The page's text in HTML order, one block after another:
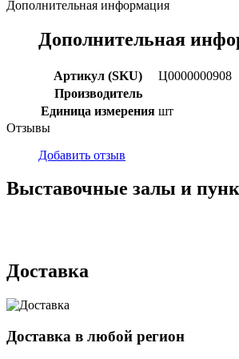
Дополнительная информация
Дополнительная
Артикул (SKU)
Ц0000000908
Производитель
Единица измерения шт
Отзывы
Добавить отзыв
Выставочные залы и
Доставка
Доставка в любой регион